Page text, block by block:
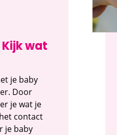
Kijk wat
je baby
Door
je wat je
contact
je baby